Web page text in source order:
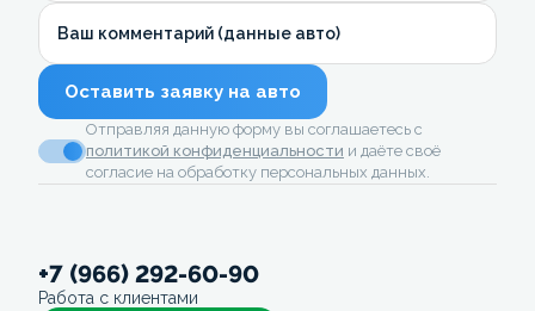
Ваш комментарий (данные авто)
Оставить заявку на авто
Отправляя данную форму вы соглашаетесь с
политикой конфиденциальности и даёте своё
согласие на обработку персональных данных.
+7 (966) 292-60-90
Работа с клиентами